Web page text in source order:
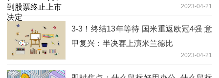
2023-04-21
3-3！终结13年等待 国米重返欧冠4强 意
甲复兴：半决赛上演米兰德比
2023-04-21